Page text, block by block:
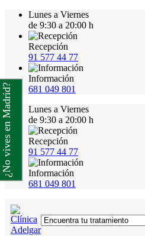
Lunes a Viernes
de 9:30 a 20:00 h
Recepción
91 577 44 77
Información
681 049 801
Lunes a Viernes
de 9:30 a 20:00 h
Recepción
91 577 44 77
Información
681 049 801
¿No vives en Madrid?